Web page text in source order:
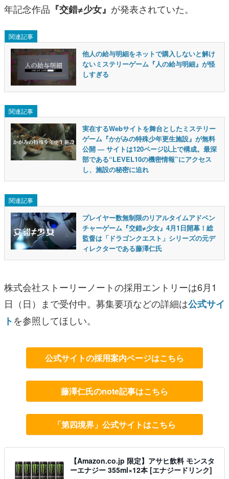
年記念作品 『交錯≠少女』 が発表されていた。
関連記事
他人の給与明細をネットで購入しないと解け
ないミステリーゲーム『人の給与明細』が怪
しすぎる
関連記事
実在するWebサイトを舞台としたミステリー
ゲーム『かがみの特殊少年更生施設』が無料
公開 ― サイトは120ページ以上で構成。最深
部である“LEVEL10の機密情報”にアクセス
し、施設の秘密に迫れ
関連記事
プレイヤー数無制限のリアルタイムアドベン
チャーゲーム『交錯≠少女』4月1日開幕！総
監督は「ドラゴンクエスト」シリーズの元デ
ィレクターである藤澤仁氏
株式会社ストーリーノートの採用エントリーは6月1
日（日）まで受付中。募集要項などの詳細は公式サイ
トを参照してほしい。
公式サイトの採用案内ページはこちら
藤澤仁氏のnote記事はこちら
「第四境界」公式サイトはこちら
【Amazon.co.jp 限定】アサヒ飲料 モンスタ
ーエナジー 355ml×12本 [エナジードリンク]